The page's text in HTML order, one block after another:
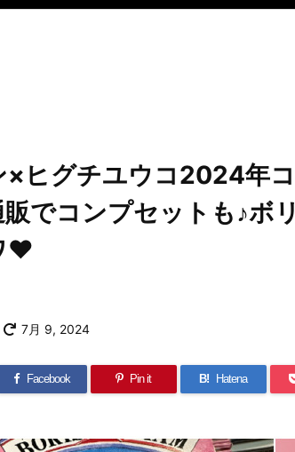
×ヒグチユウコ2024年
販でコンプセットも♪ボ
♥
7月 9, 2024
Facebook Pin it B! Hatena